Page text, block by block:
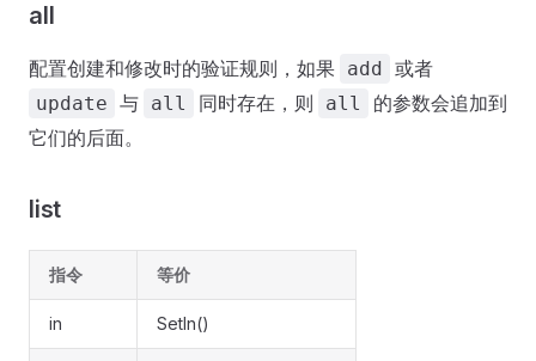
all
配置创建和修改时的验证规则，如果 add 或者
update 与 all 同时存在，则 all
的参数会追加到
它们的后面。
list
指令 等价
in SetIn()